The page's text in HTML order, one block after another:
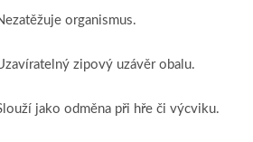
organismus.
zipový uzávěr obalu.
jako odměna při hře či výcviku.